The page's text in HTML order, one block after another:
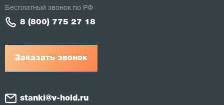
Заказать звонок
Бесплатный звонок по РФ
8 (800) 775 27 18
stanki@v-hold.ru